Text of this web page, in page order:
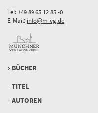
Tel: +49 89 65 12 85 -0
E-Mail: info@m-vg.de
BÜCHER
TITEL
AUTOREN